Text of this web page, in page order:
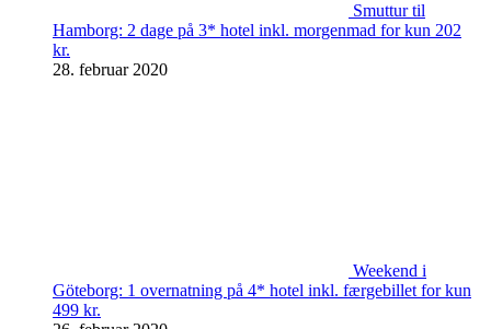
Smuttur til
Hamborg: 2 dage på 3* hotel inkl. morgenmad for kun 202
kr.
28. februar 2020
Weekend i
Göteborg: 1 overnatning på 4* hotel inkl. færgebillet for kun
499 kr.